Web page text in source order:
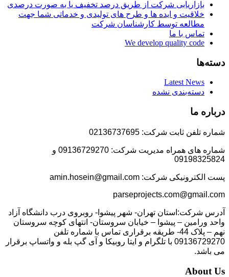
بازاریابی شرکت از طریق درصد تخفیف یا به صورت درصدی
خلاقیت و ایده ها و طرح های تولیدی و خدماتی شما جهت
مطالعه توسط کارشناسان شرکت
تماس با ما
We develop quality code
دسته‌ها
Latest News
دسته‌بندی نشده
درباره ما
شماره تلفن ثابت شرکت: 02136737695
شماره های همراه مدیریت شرکت: 09136729270 و
09198325824
پست الکترونیکی شرکت: amin.hosein@gmail.com
parseprojects.com@gmail.com
آدرس شرکت:استان تهران- شهر پیشوا- روبروی درب دانشگاه آزاد
واحد ورامین – پیشوا – خیابان سروستان- انتهای کوچه سروستان
نهم – پلاک 44- طریقه برقراری تماس با شماره تلفن
09136729270 با تلگرام و ایتا روبیکا و آی گپ بله و واتساپ برقرار
می باشد.
About Us